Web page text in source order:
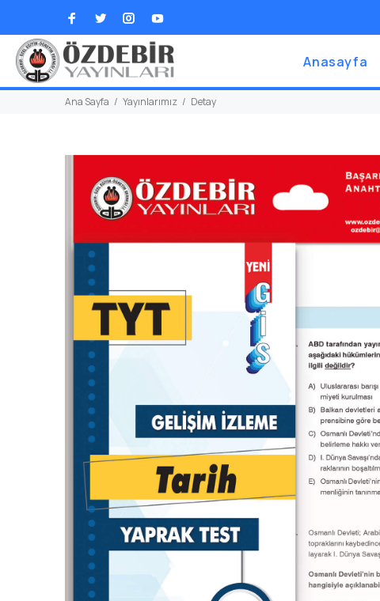
Anasayfa
Ana Sayfa Yayınlarımız Detay